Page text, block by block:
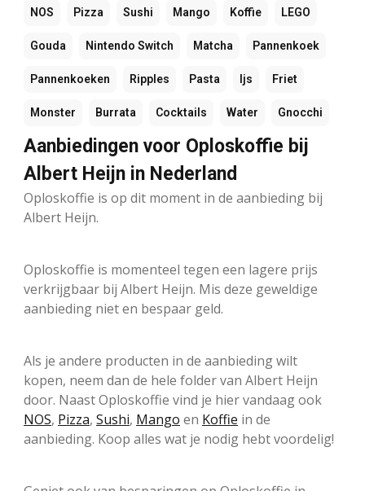
NOS Pizza Sushi Mango Koffie LEGO
Gouda Nintendo Switch Matcha Pannenkoek
Pannenkoeken Ripples Pasta Ijs Friet
Monster Burrata Cocktails Water Gnocchi
Aanbiedingen voor Oploskoffie bij
Albert Heijn in Nederland
Oploskoffie is op dit moment in de aanbieding bij
Albert Heijn.
Oploskoffie is momenteel tegen een lagere prijs
verkrijgbaar bij Albert Heijn. Mis deze geweldige
aanbieding niet en bespaar geld.
Als je andere producten in de aanbieding wilt
kopen, neem dan de hele folder van Albert Heijn
door. Naast Oploskoffie vind je hier vandaag ook
NOS, Pizza, Sushi, Mango en Koffie in de
aanbieding. Koop alles wat je nodig hebt voordelig!